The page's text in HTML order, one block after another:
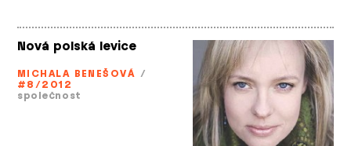
Nová polská levice
MICHALA BENEŠOVÁ /
#8/2012
společnost